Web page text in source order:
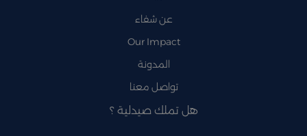
عن شفاء
Our Impact
المدونة
تواصل معنا
هل تملك صيدلية ؟